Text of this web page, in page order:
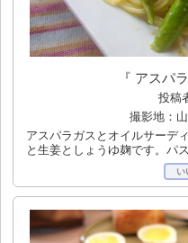
『 アスパ
投稿
撮影地：
アスパラガスとオイルサーデ
と生姜としょうゆ麹です。パ
い